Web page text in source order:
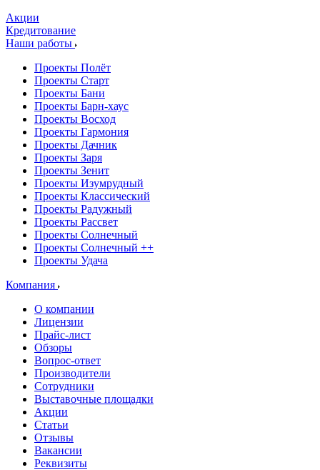
Акции
Кредитование
Наши работы
Проекты Полёт
Проекты Старт
Проекты Бани
Проекты Барн-хаус
Проекты Восход
Проекты Гармония
Проекты Дачник
Проекты Заря
Проекты Зенит
Проекты Изумрудный
Проекты Классический
Проекты Радужный
Проекты Рассвет
Проекты Солнечный
Проекты Солнечный ++
Проекты Удача
Компания
О компании
Лицензии
Прайс-лист
Обзоры
Вопрос-ответ
Производители
Сотрудники
Выставочные площадки
Акции
Статьи
Отзывы
Вакансии
Реквизиты